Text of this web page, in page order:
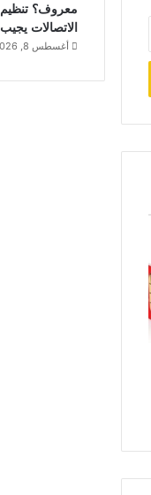
معروف؟ تنظيم
الاتصالات يجيب
أغسطس 8, 2026